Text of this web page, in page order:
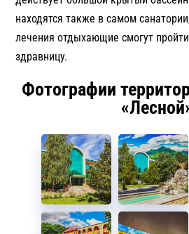
находятся также в самом
лечения отдыхающие смогут
здравницу.
Фотографии